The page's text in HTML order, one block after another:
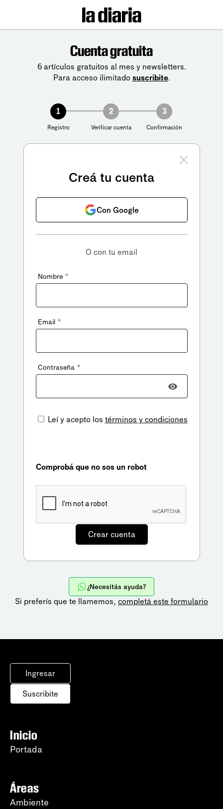
Cuenta gratuita
6 artículos gratuitos al mes y newsletters.
Para acceso ilimitado suscribite.
1
Registro
2
Verificar cuenta
3
Confirmación
Creá tu cuenta
Con Google
O con tu email
Nombre *
Email *
Contraseña *
Leí y acepto los términos y condiciones
Comprobá que no sos un robot
¿Necesitás ayuda?
Si preferís que te llamemos, completá este formulario
Ingresar
Suscribite
Inicio
Portada
Áreas
Ambiente